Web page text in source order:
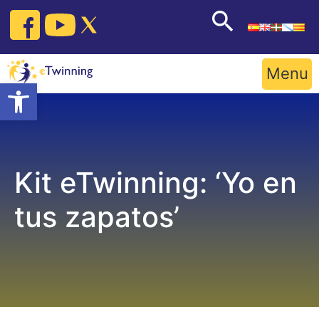
Open toolbar
Skip
content
Menu
Kit eTwinning: ‘Yo en
tus zapatos’